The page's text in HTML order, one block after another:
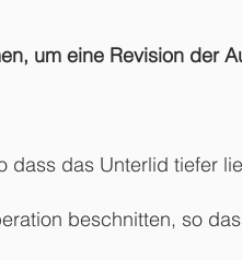
um eine Revision der
das Unterlid tiefer
beschnitten, so